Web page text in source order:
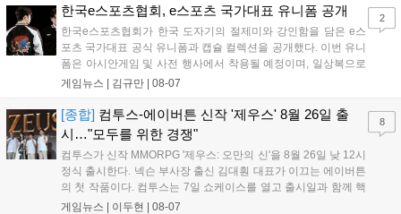
용 가능합니다....
한국e스포츠협회, e스포츠 국가대표 유니폼 공개
한국e스포츠협회가 한국 도자기의 절제미와 강인함을 담은 e스
포츠 국가대표 공식 유니폼과 캡슐 컬렉션을 공개했다. 이번 유니
폼은 아시안게임 및 사전 행사에서 착용될 예정이며, 일상복으로
구성된 컬렉션은 오는 8월 28일부터 골스튜디오 공식 홈페이지
서는 대회 규정에 따라 별도의 유니폼을 착용할 계획이다....
게임뉴스 | 김규만 | 08-07
2
[종합] 컴투스-에이버튼 신작 '제우스' 8월 26일 출
시…"모두를 위한 경쟁"
컴투스가 신작 MMORPG '제우스: 오만의 신'을 8월 26일 낮 12시
정식 출시한다. 넥슨 부사장 출신 김대훤 대표가 이끄는 에이버튼
의 첫 작품이다. 컴투스는 7일 쇼케이스를 열고 출시일과 함께 핵
심 콘텐츠, 유료화 정책, 운영 방향을 공개했다. 캐릭터명 선점은
게임뉴스 | 이두현 | 08-07
8